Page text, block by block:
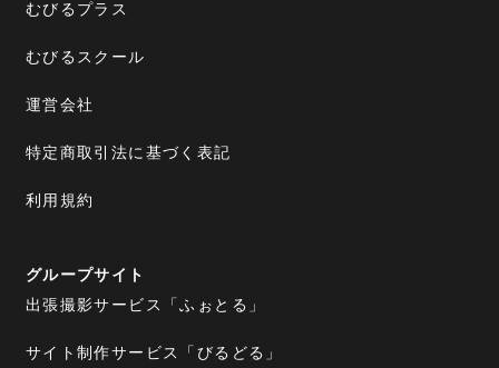
むびるプラス
むびるスクール
運営会社
特定商取引法に基づく表記
利用規約
グループサイト
出張撮影サービス「ふぉとる」
サイト制作サービス「びるどる」